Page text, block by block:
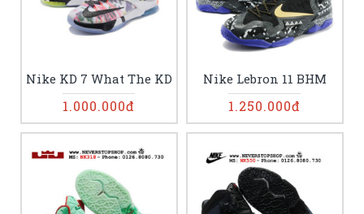
Nike KD 7 What The KD
1.000.000đ
Nike Lebron 11 BHM
1.250.000đ